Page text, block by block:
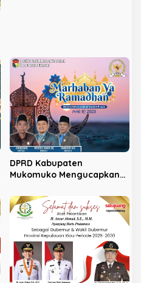
DPRD Kabupaten
Mukomuko Mengucapkan
Ibadah Puasa 1446 H